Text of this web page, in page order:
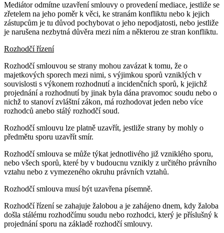
Mediátor odmítne uzavření smlouvy o provedení mediace, jestliže se
zřetelem na jeho poměr k věci, ke stranám konfliktu nebo k jejich
zástupcům je tu důvod pochybovat o jeho nepodjatosti, nebo jestliže
je narušena nezbytná důvěra mezi ním a některou ze stran konfliktu.
Rozhodčí řízení
Rozhodčí smlouvou se strany mohou zavázat k tomu, že o
majetkových sporech mezi nimi, s výjimkou sporů vzniklých v
souvislosti s výkonem rozhodnutí a incidenčních sporů, k jejichž
projednání a rozhodnutí by jinak byla dána pravomoc soudu nebo o
nichž to stanoví zvláštní zákon, má rozhodovat jeden nebo více
rozhodců anebo stálý rozhodčí soud.
Rozhodčí smlouvu lze platně uzavřít, jestliže strany by mohly o
předmětu sporu uzavřít smír.
Rozhodčí smlouva se může týkat jednotlivého již vzniklého sporu,
nebo všech sporů, které by v budoucnu vznikly z určitého právního
vztahu nebo z vymezeného okruhu právních vztahů.
Rozhodčí smlouva musí být uzavřena písemně.
Rozhodčí řízení se zahajuje žalobou a je zahájeno dnem, kdy žaloba
došla stálému rozhodčímu soudu nebo rozhodci, který je příslušný k
projednání sporu na základě rozhodčí smlouvy.